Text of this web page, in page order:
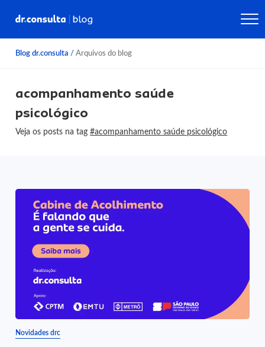
Blog dr.consulta / Arquivos do blog
acompanhamento saúde
psicológico
Veja os posts na tag#acompanhamento saúde psicológico
Novidades drc